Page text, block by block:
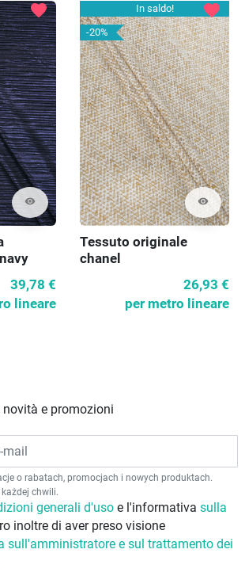
visibility
favorite
39,78 €
lineare
In saldo!
-20%
visibility
favorite
Tessuto originale
chanel
26,93 €
per metro lineare
e promozioni
o rabatach, promocjach i nowych produktach.
chwili.
generali d'uso e l'informativa sulla
inoltre di aver preso visione
sull'amministratore e sul trattamento dei